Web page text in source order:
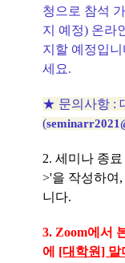
청으로 참석
지 예정) 온라
지할 예정입
세요.
★ 문의사항 :
(
2. 세미나 종
>'을 작성하여
니다.
3. Zoom에서
에 [대학원] 말